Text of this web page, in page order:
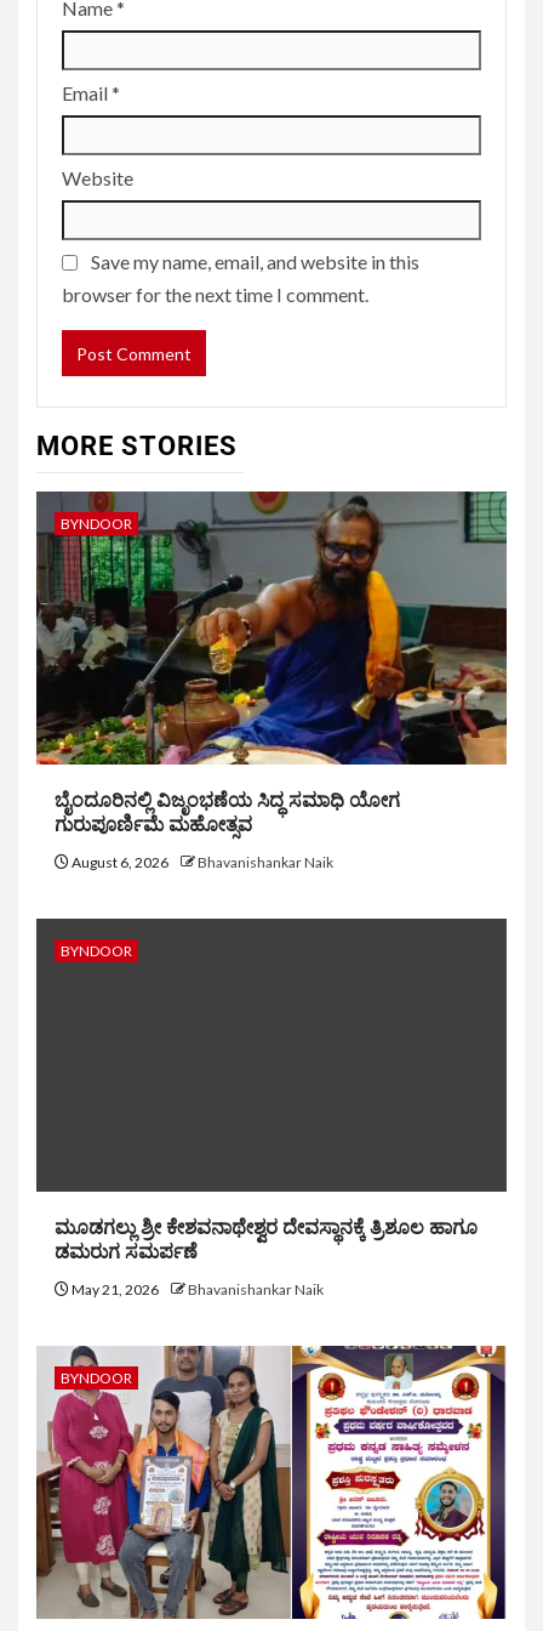
Name*
Email*
Website
Save my name, email, and website in this
browser for the next time I comment.
MORE STORIES
BYNDOOR
ಬೈಂದೂರಿನಲ್ಲಿ ವಿಜೃಂಭಣೆಯ ಸಿದ್ಧ ಸಮಾಧಿ ಯೋಗ
ಗುರುಪೂರ್ಣಿಮೆ ಮಹೋತ್ಸವ
August 6, 2026 Bhavanishankar Naik
BYNDOOR
ಮೂಡಗಲ್ಲು ಶ್ರೀ ಕೇಶವನಾಥೇಶ್ವರ ದೇವಸ್ಥಾನಕ್ಕೆ ತ್ರಿಶೂಲ ಹಾಗೂ
ಡಮರುಗ ಸಮರ್ಪಣೆ
May 21, 2026 Bhavanishankar Naik
BYNDOOR